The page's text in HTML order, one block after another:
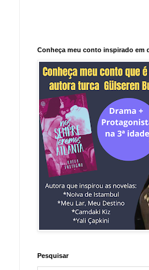
Conheça meu conto inspirado em
Pesquisar